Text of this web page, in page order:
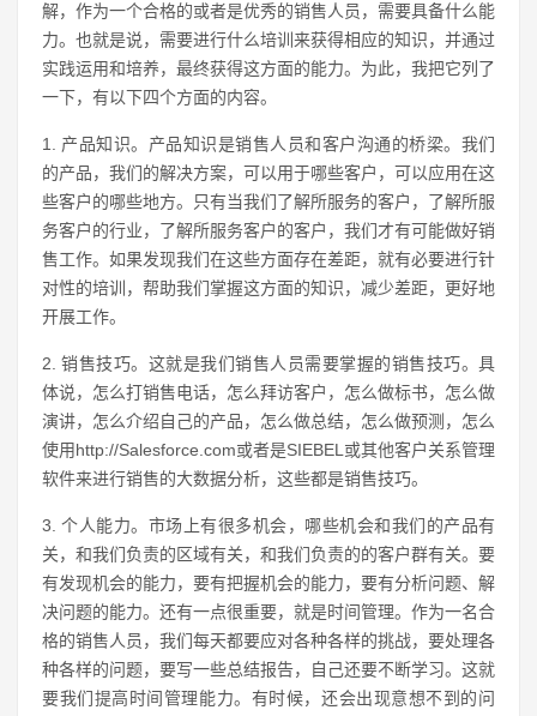
解，作为一个合格的或者是优秀的销售人员，需要具备什么能
力。也就是说，需要进行什么培训来获得相应的知识，并通过
实践运用和培养，最终获得这方面的能力。为此，我把它列了
一下，有以下四个方面的内容。
1. 产品知识。产品知识是销售人员和客户沟通的桥梁。我们
的产品，我们的解决方案，可以用于哪些客户，可以应用在这
些客户的哪些地方。只有当我们了解所服务的客户，了解所服
务客户的行业，了解所服务客户的客户，我们才有可能做好销
售工作。如果发现我们在这些方面存在差距，就有必要进行针
对性的培训，帮助我们掌握这方面的知识，减少差距，更好地
开展工作。
2. 销售技巧。这就是我们销售人员需要掌握的销售技巧。具
体说，怎么打销售电话，怎么拜访客户，怎么做标书，怎么做
演讲，怎么介绍自己的产品，怎么做总结，怎么做预测，怎么
使用http://Salesforce.com或者是SIEBEL或其他客户关系管理
软件来进行销售的大数据分析，这些都是销售技巧。
3. 个人能力。市场上有很多机会，哪些机会和我们的产品有
关，和我们负责的区域有关，和我们负责的的客户群有关。要
有发现机会的能力，要有把握机会的能力，要有分析问题、解
决问题的能力。还有一点很重要，就是时间管理。作为一名合
格的销售人员，我们每天都要应对各种各样的挑战，要处理各
种各样的问题，要写一些总结报告，自己还要不断学习。这就
要我们提高时间管理能力。有时候，还会出现意想不到的问